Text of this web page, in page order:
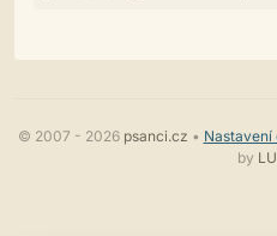
© 2007 - 2026 psanci.cz • Nastavení
by